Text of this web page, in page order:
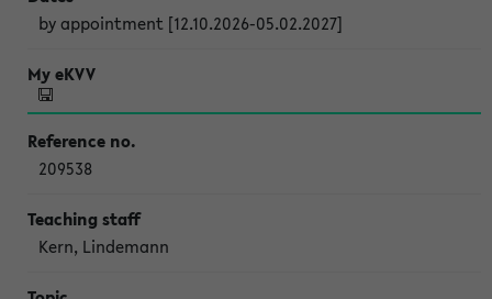
by appointment [12.10.2026-05.02.2027]
209538
Kern, Lindemann